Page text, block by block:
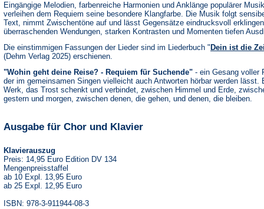
Eingängige Melodien, farbenreiche Harmonien und Anklänge populärer
verleihen dem Requiem seine besondere Klangfarbe. Die Musik folgt
Text, nimmt Zwischentöne auf und lässt Gegensätze eindrucksvoll
überraschenden Wendungen, starken Kontrasten und Momenten tiefen
Die einstimmigen Fassungen der Lieder sind im Liederbuch " Dein ist die
(Dehm Verlag 2025) erschienen.
"Wohin geht deine Reise? - Requiem für Suchende" - ein Gesang voller
der im gemeinsamen Singen vielleicht auch Antworten hörbar werden lässt.
Werk, das Trost schenkt und verbindet, zwischen Himmel und Erde,
gestern und morgen, zwischen denen, die gehen, und denen, die bleiben.
Ausgabe für Chor und Klavier
Klavierauszug
Preis: 14,95 Euro Edition DV 134
Mengenpreisstaffel
ab 10 Expl. 13,95 Euro
ab 25 Expl. 12,95 Euro
ISBN: 978-3-911944-08-3